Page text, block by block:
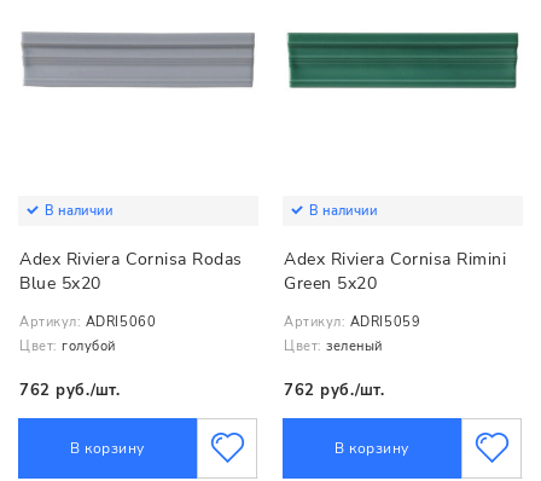
В наличии
Adex Riviera Cornisa Rodas
Blue 5x20
Артикул: ADRI5060
Цвет: голубой
762 руб./шт.
В корзину
В наличии
Adex Riviera Cornisa Rimini
Green 5x20
Артикул: ADRI5059
Цвет: зеленый
762 руб./шт.
В корзину